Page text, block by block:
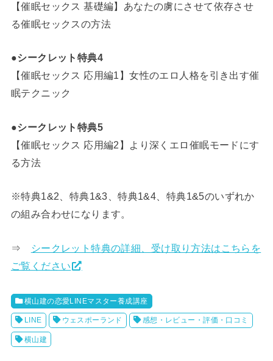
【催眠セックス 基礎編】あなたの虜にさせて依存させ
る催眠セックスの方法
●シークレット特典4
【催眠セックス 応用編1】女性のエロ人格を引き出す催
眠テクニック
●シークレット特典5
【催眠セックス 応用編2】より深くエロ催眠モードにす
る方法
※特典1&2、特典1&3、特典1&4、特典1&5のいずれか
の組み合わせになります。
⇒
シークレット特典の詳細、受け取り方法はこちらを
ご覧ください
横山建の恋愛LINEマスター養成講座
LINE ウェスポーランド 感想・レビュー・評価・口コミ
横山建